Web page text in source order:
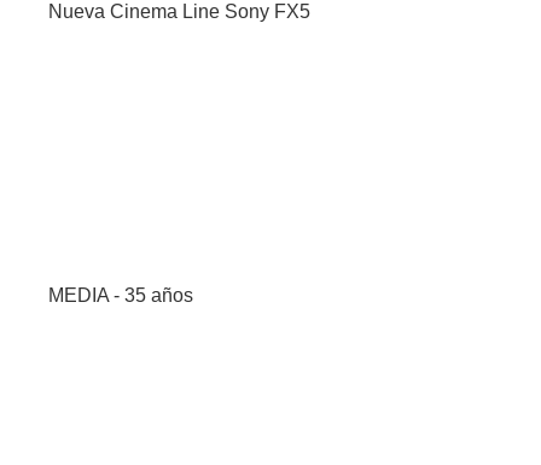
Nueva Cinema Line Sony FX5
MEDIA - 35 años